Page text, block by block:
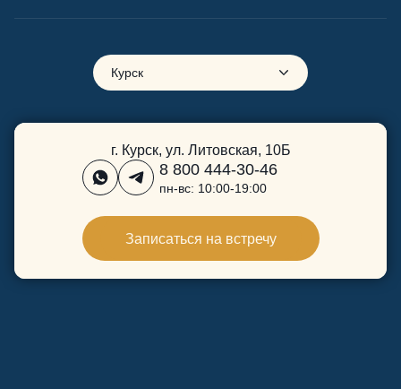
Курск
г. Курск, ул. Литовская, 10Б
8 800 444-30-46
пн-вс: 10:00-19:00
Записаться на встречу